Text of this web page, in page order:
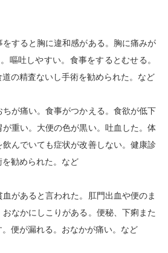
すると胸に違和感がある。胸に痛みが
嘔吐しやすい。食事をするとむせる。
の精査ないし手術を勧められた。など
が痛い。食事がつかえる。食欲が低下
重い。大便の色が黒い。吐血した。体
んでいても症状が改善しない。健康診
勧められた。など
があると言われた。肛門出血や便のま
なかにしこりがある。便秘、下痢また
便が漏れる。おなかが痛い。など